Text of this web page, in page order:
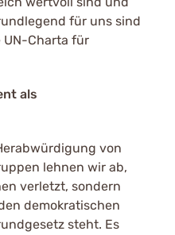
für uns sind
UN-Charta für
als
von
lehnen wir ab,
verletzt, sondern
demokratischen
steht. Es